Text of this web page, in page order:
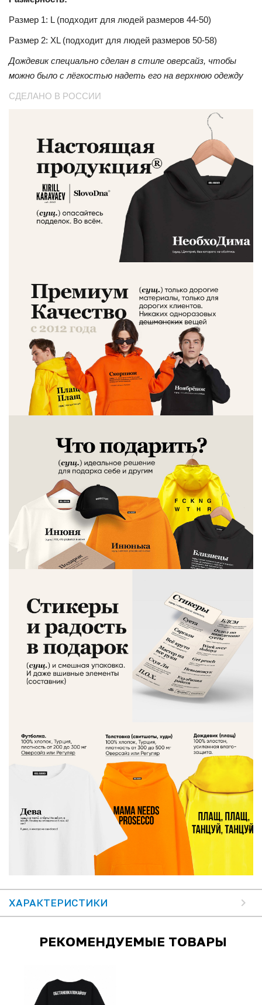
Размер 1: L (подходит для людей размеров 44-50)
Размер 2: XL (подходит для людей размеров 50-58)
Дождевик специально сделан в стиле оверсайз, чтобы
можно было с лёгкостью надеть его на верхнюю одежду
СДЕЛАНО В РОССИИ
ХАРАКТЕРИСТИКИ
РЕКОМЕНДУЕМЫЕ ТОВАРЫ